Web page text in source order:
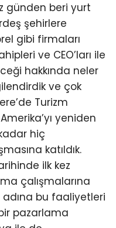
günden beri yurt
şehirlere
gibi firmaları
ve CEO’ları ile
hakkında neler
ve çok
Turizm
yeniden
hiç
katıldık.
ilk kez
çalışmalarına
adına bu faaliyetleri
pazarlama